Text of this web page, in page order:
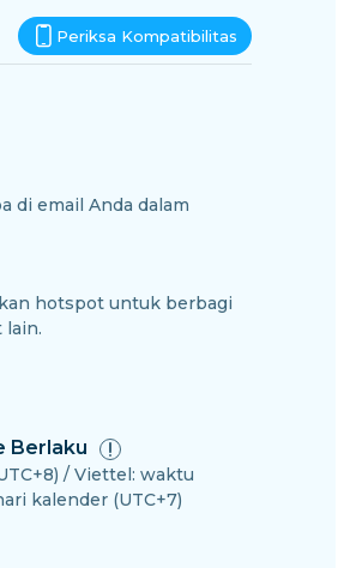
Periksa Kompatibilitas
di email Anda dalam
hotspot untuk berbagi
lain.
Berlaku
/ Viettel: waktu
kalender (UTC+7)